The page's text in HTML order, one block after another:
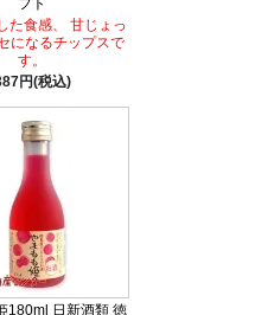
フト
た食感、 甘じょっ
になるチップスで
す。
円(税込)
180ml 日新酒類 徳